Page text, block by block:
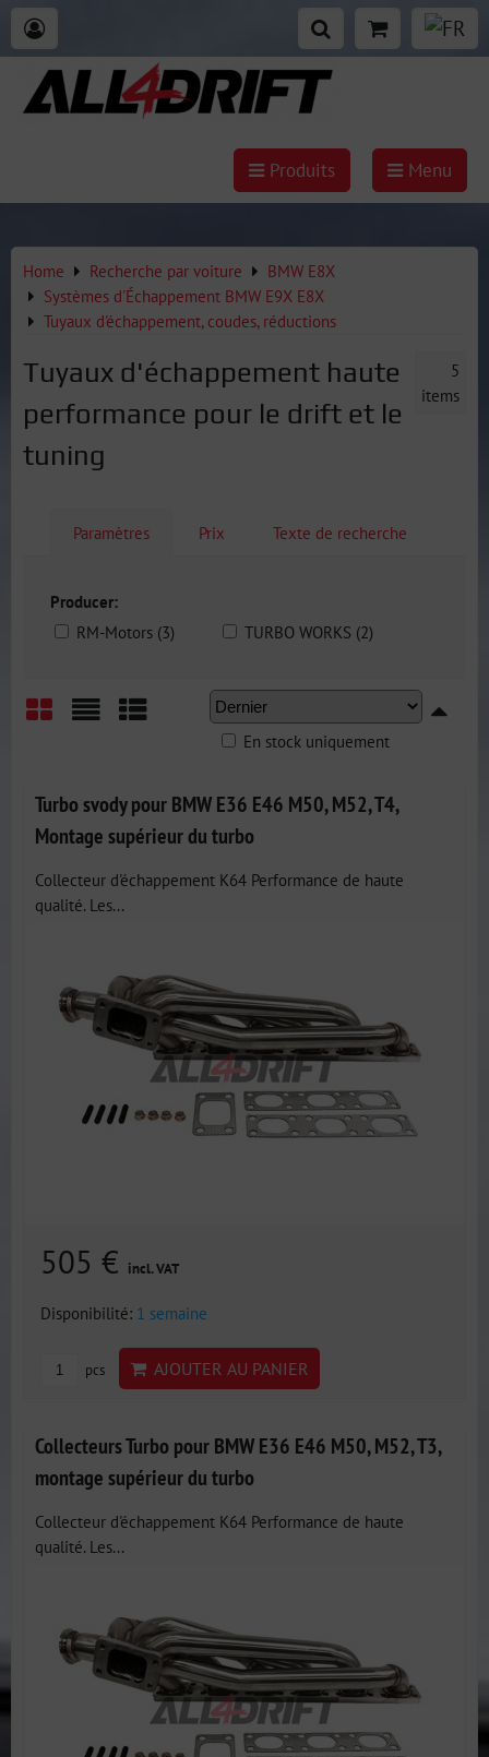
Produits Menu
Home Recherche par voiture
BMW E8X
Systèmes d'Échappement BMW E9X E8X
Tuyaux d'échappement, coudes, réductions
Tuyaux d'échappement haute
performance pour le drift et le
tuning
5
items
Paramètres Prix Texte de recherche
Producer:
RM-Motors (3)
TURBO WORKS (2)
En stock uniquement
Turbo svody pour BMW E36 E46 M50, M52, T4,
Montage supérieur du turbo
Collecteur d'échappement K64 Performance de haute
qualité. Les...
505 € incl. VAT
Disponibilité: 1 semaine
pcs AJOUTER AU PANIER
Collecteurs Turbo pour BMW E36 E46 M50, M52, T3,
montage supérieur du turbo
Collecteur d'échappement K64 Performance de haute
qualité. Les...